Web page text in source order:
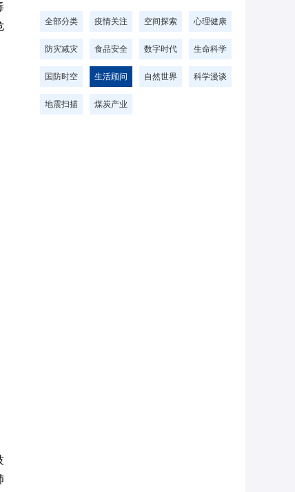
全部分类 疫情关注 空间探索 心理健康
防灾减灾 食品安全 数字时代 生命科学
国防时空 生活顾问 自然世界 科学漫谈
地震扫描 煤炭产业